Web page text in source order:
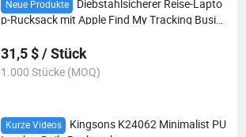
Neue Produkte
Diebstahlsicherer Reise-Lapto
p-Rucksack mit Apple Find My Tracking Busine
31,5 $ / Stück
1.000 Stücke (MOQ)
Kurze Videos
Kingsons K24062 Minimalist PU